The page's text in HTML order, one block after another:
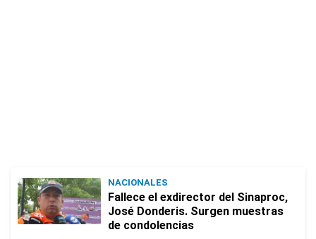
NACIONALES
Fallece el exdirector del Sinaproc,
José Donderis. Surgen muestras
de condolencias